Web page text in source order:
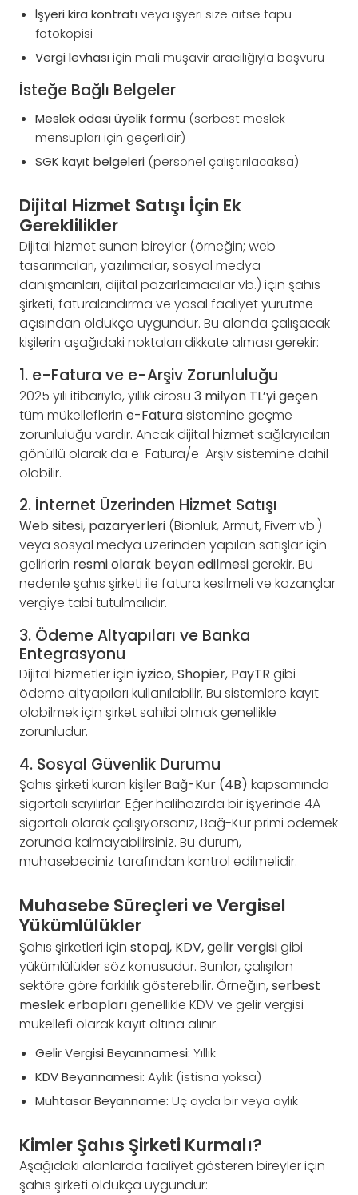
İşyeri kira kontratı veya işyeri size aitse tapu
fotokopisi
Vergi levhası için mali müşavir aracılığıyla başvuru
İsteğe Bağlı Belgeler
Meslek odası üyelik formu (serbest meslek
mensupları için geçerlidir)
SGK kayıt belgeleri (personel çalıştırılacaksa)
Dijital Hizmet Satışı İçin Ek
Gereklilikler
Dijital hizmet sunan bireyler (örneğin; web
tasarımcıları, yazılımcılar, sosyal medya
danışmanları, dijital pazarlamacılar vb.) için şahıs
şirketi, faturalandırma ve yasal faaliyet yürütme
açısından oldukça uygundur. Bu alanda çalışacak
kişilerin aşağıdaki noktaları dikkate alması gerekir:
1. e-Fatura ve e-Arşiv Zorunluluğu
2025 yılı itibarıyla, yıllık cirosu 3 milyon TL’yi geçen
tüm mükelleflerin e-Faturasistemine geçme
zorunluluğu vardır. Ancak dijital hizmet sağlayıcıları
gönüllü olarak da e-Fatura/e-Arşiv sistemine dahil
olabilir.
2. İnternet Üzerinden Hizmet Satışı
Web sitesi, pazaryerleri (Bionluk, Armut, Fiverr vb.)
veya sosyal medya üzerinden yapılan satışlar için
gelirlerin resmi olarak beyan edilmesigerekir. Bu
nedenle şahıs şirketi ile fatura kesilmeli ve kazançlar
vergiye tabi tutulmalıdır.
3. Ödeme Altyapıları ve Banka
Entegrasyonu
Dijital hizmetler için iyzico, Shopier, PayTR gibi
ödeme altyapıları kullanılabilir. Bu sistemlere kayıt
olabilmek için şirket sahibi olmak genellikle
zorunludur.
4. Sosyal Güvenlik Durumu
Şahıs şirketi kuran kişiler Bağ-Kur (4B) kapsamında
sigortalı sayılırlar. Eğer halihazırda bir işyerinde 4A
sigortalı olarak çalışıyorsanız, Bağ-Kur primi ödemek
zorunda kalmayabilirsiniz. Bu durum,
muhasebeciniz tarafından kontrol edilmelidir.
Muhasebe Süreçleri ve Vergisel
Yükümlülükler
Şahıs şirketleri için stopaj, KDV, gelir vergisigibi
yükümlülükler söz konusudur. Bunlar, çalışılan
sektöre göre farklılık gösterebilir. Örneğin, serbest
meslek erbaplarıgenellikle KDV ve gelir vergisi
mükellefi olarak kayıt altına alınır.
Gelir Vergisi Beyannamesi: Yıllık
KDV Beyannamesi: Aylık (istisna yoksa)
Muhtasar Beyanname: Üç ayda bir veya aylık
Kimler Şahıs Şirketi Kurmalı?
Aşağıdaki alanlarda faaliyet gösteren bireyler için
şahıs şirketi oldukça uygundur: